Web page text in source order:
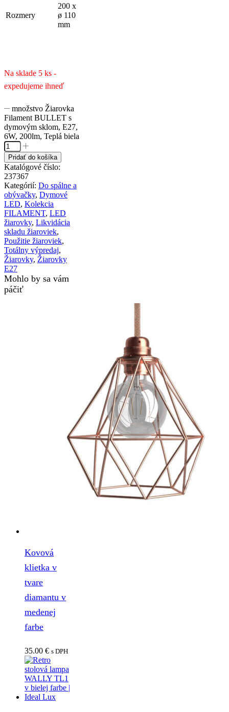
Rozmery
200 x
ø 110
mm
Na sklade 5 ks -
expedujeme ihneď
množstvo Žiarovka
Filament BULLET s
dymovým sklom, E27,
6W, 200lm, Teplá biela
Pridať do košíka
Katalógové číslo:
237367
Kategórií: Do spálne a
obývačky, Dymové
LED, Kolekcia
FILAMENT, LED
žiarovky, Likvidácia
skladu žiaroviek,
Použitie žiaroviek,
Totálny výpredaj,
Žiarovky, Žiarovky
E27
Mohlo by sa vám
páčiť
Kovová
klietka v
tvare
diamantu v
medenej
farbe
35.00 € s DPH